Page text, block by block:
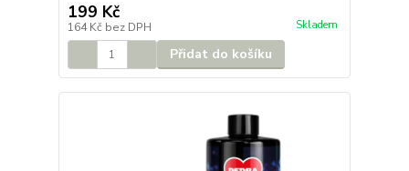
199 Kč
164 Kč bez DPH Skladem
Přidat do košíku